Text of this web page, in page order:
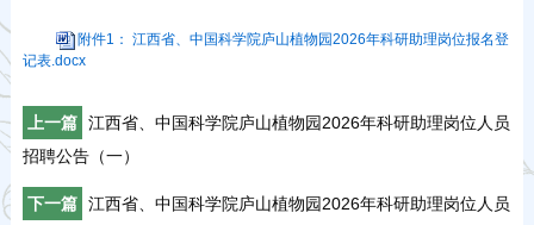
附件1： 江西省、中国科学院庐山植物园2026年科研助理岗位报名登
记表.docx
上一篇 江西省、中国科学院庐山植物园2026年科研助理岗位人员
招聘公告（一）
下一篇 江西省、中国科学院庐山植物园2026年科研助理岗位人员